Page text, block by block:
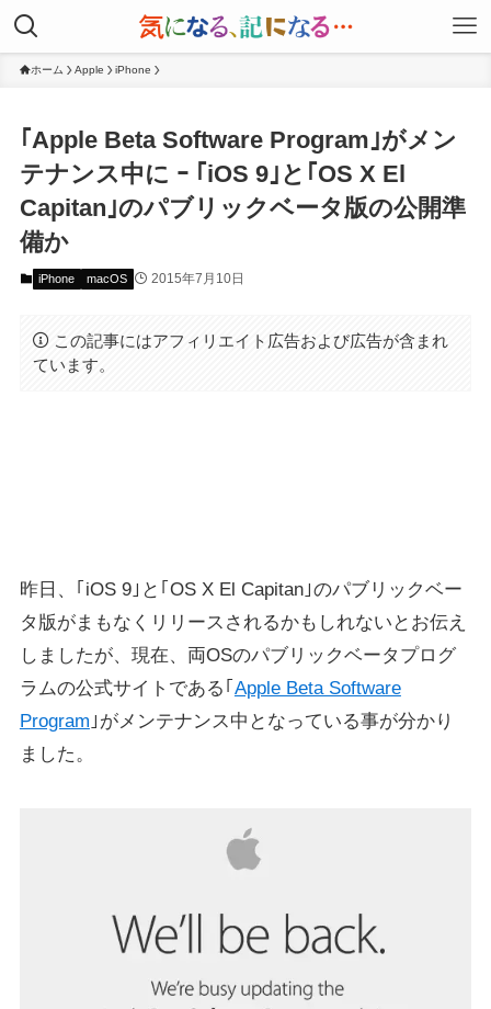
ホーム Apple iPhone
｢Apple Beta Software Program｣がメン
テナンス中に ｰ ｢iOS 9｣と｢OS X El
Capitan｣のパブリックベータ版の公開準
備か
iPhone macOS 2015年7月10日
この記事にはアフィリエイト広告および広告が含まれ
ています。
昨日、｢iOS 9｣と｢OS X El Capitan｣のパブリックベー
タ版がまもなくリリースされるかもしれないとお伝え
しましたが、現在、両OSのパブリックベータプログ
ラムの公式サイトである｢ Apple Beta Software
Program ｣がメンテナンス中となっている事が分かり
ました。